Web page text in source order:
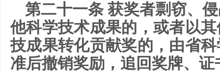
第二十一条 获奖者剽窃、
他科学技术成果的，或者以
技成果转化贡献奖的，由省
准后撤销奖励，追回奖牌、证